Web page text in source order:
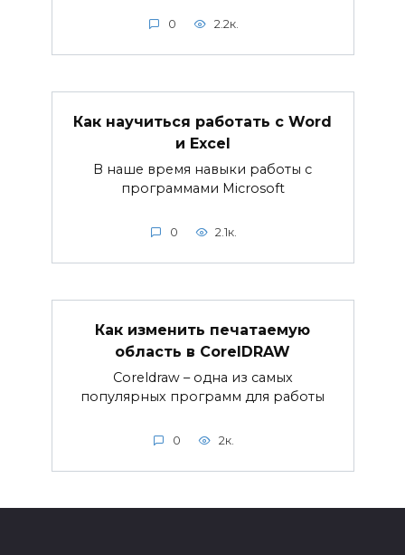
0 2.2к.
Как научиться работать с Word
и Excel
В наше время навыки работы с
программами Microsoft
0 2.1к.
Как изменить печатаемую
область в CorelDRAW
Coreldraw – одна из самых
популярных программ для работы
0 2к.